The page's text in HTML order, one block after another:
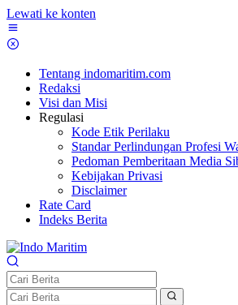
Lewati ke konten
Tentang indomaritim.com
Redaksi
Visi dan Misi
Regulasi
Kode Etik Perilaku
Standar Perlindungan Profesi
Pedoman Pemberitaan Media
Kebijakan Privasi
Disclaimer
Rate Card
Indeks Berita